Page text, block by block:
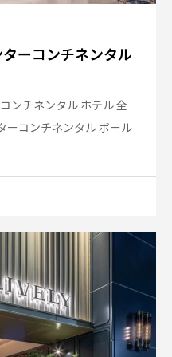
ーコンチネンタル
ンチネンタル ホテル 全
ーコンチネンタル ボール